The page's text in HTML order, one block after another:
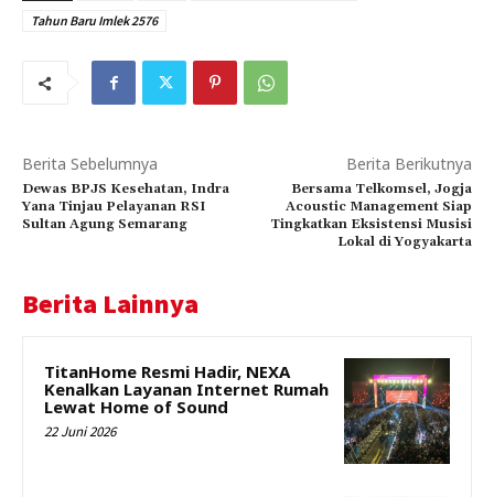
Tahun Baru Imlek 2576
Berita Sebelumnya
Dewas BPJS Kesehatan, Indra
Yana Tinjau Pelayanan RSI
Sultan Agung Semarang
Berita Berikutnya
Bersama Telkomsel, Jogja
Acoustic Management Siap
Tingkatkan Eksistensi Musisi
Lokal di Yogyakarta
Berita Lainnya
TitanHome Resmi Hadir, NEXA
Kenalkan Layanan Internet Rumah
Lewat Home of Sound
22 Juni 2026